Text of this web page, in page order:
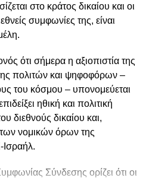
οποία η Κύπρος άσκησε την
ΕΕ, σημειώνοντας ότι,
διεκδίκησε ενεργό ρόλο και
να πω, αν σκεφτώ το
στα άλλα κράτη μέλη της
πολύ θράσος σε αυτή την
ανέφερε.
συνέβαλε ώστε η
των τελευταίων
στο κράτος δικαίου και οι
συμφωνίες της, είναι
ότι σήμερα η αξιοπιστία της
πολιτών και ψηφοφόρων –
του κόσμου – υπονομεύεται
ηθική και πολιτική
διεθνούς δικαίου και,
των νομικών όρων της
Σύνδεσης ορίζει ότι οι